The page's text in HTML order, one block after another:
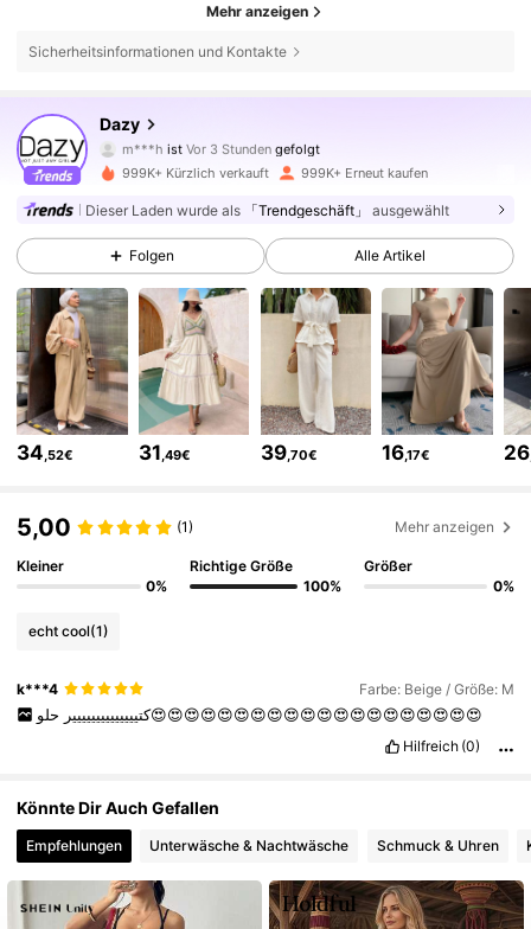
Mehr anzeigen
Sicherheitsinformationen und Kontakte
Dazy
m***h ist Vor 3 Stundengefolgt
3***7ist am Durchsuchen
4,86 6.6M Follower
4,86 6.6M Follower
4,86 6.6M Follower
4,86 6.6M Follower
4,86 6.6M Follower
999K+ Kürzlich verkauft 999K+ Erneut kaufen
Dieser Laden wurde als 「Trendgeschäft」 ausgewählt
Folgen Alle Artikel
34,52€ 31,49€ 39,70€ 16,17€ 26
5,00 (1) Mehr anzeigen
Kleiner
0%
Richtige Größe
100%
Größer
0%
echt cool(1)
k***4 Farbe: Beige / Größe: M
كتييييييييييييييرحلو😍😍😍😍😍😍😍😍😍😍😍😍😍😍😍😍😍😍😍😍
Hilfreich (0)
Könnte Dir Auch Gefallen
Empfehlungen Unterwäsche & Nachtwäsche Schmuck & Uhren